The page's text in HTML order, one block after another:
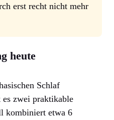
erst recht nicht mehr
heute
Schlaf
es zwei praktikable
kombiniert etwa 6